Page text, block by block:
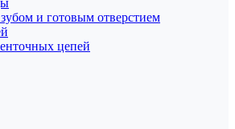
и готовым отверстием
цепей